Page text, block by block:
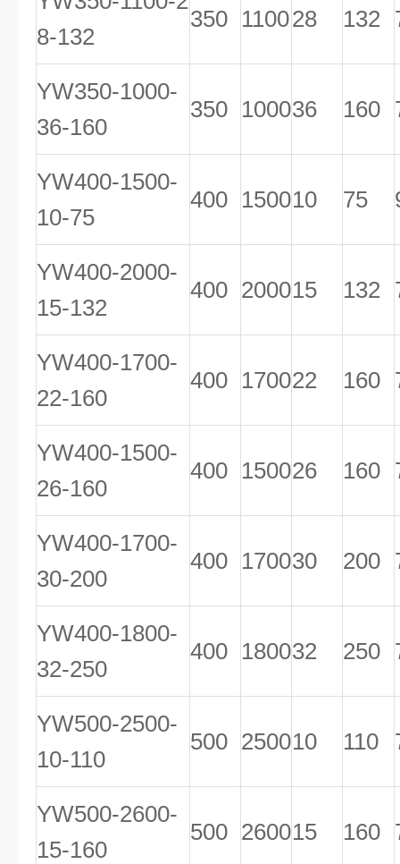
8-132
350 110028 132
YW350-1000-
36-160
350 100036 160
YW400-1500-
10-75
400 150010 75
YW400-2000-
15-132
400 200015 132
YW400-1700-
22-160
400 170022 160
YW400-1500-
26-160
400 150026 160
YW400-1700-
30-200
400 170030 200
YW400-1800-
32-250
400 180032 250
YW500-2500-
10-110
500 250010 110
YW500-2600-
15-160
500 260015 160